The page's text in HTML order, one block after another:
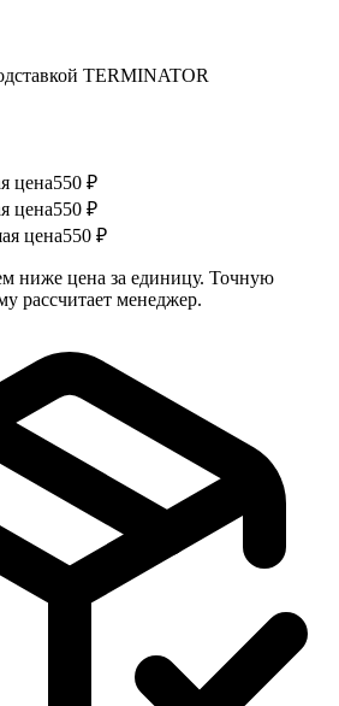
TERMINATOR
цена550 ₽
цена550 ₽
цена550 ₽
ниже цена за единицу. Точную
рассчитает менеджер.